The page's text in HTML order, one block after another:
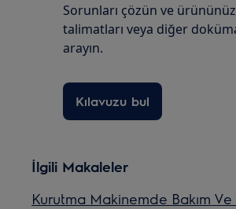
Sorunları çözün ve
talimatları veya diğer
arayın.
Kılavuzu bul
İlgili Makaleler
Kurutma Makinemde Bakım